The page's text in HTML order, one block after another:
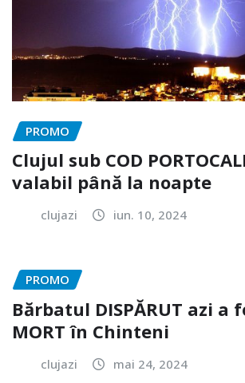
PROMO
Clujul sub COD
valabil până la noapte
clujazi iun. 10, 2024
PROMO
Bărbatul DISPĂRUT azi a
MORT în Chinteni
clujazi mai 24, 2024